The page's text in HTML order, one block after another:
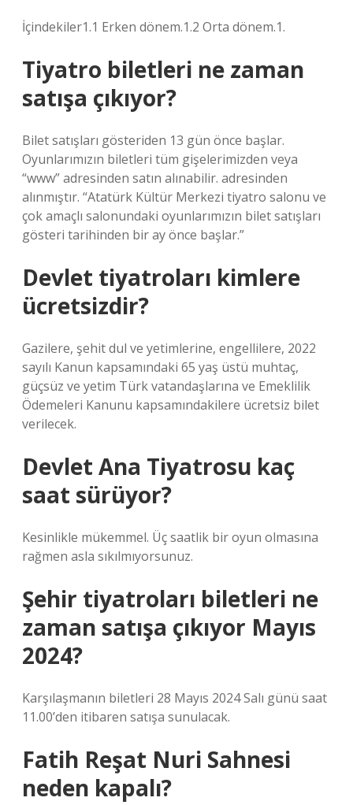
İçindekiler1.1 Erken dönem.1.2 Orta dönem.1.
Tiyatro biletleri ne zaman
satışa çıkıyor?
Bilet satışları gösteriden 13 gün önce başlar.
Oyunlarımızın biletleri tüm gişelerimizden veya
“www” adresinden satın alınabilir. adresinden
alınmıştır. “Atatürk Kültür Merkezi tiyatro salonu ve
çok amaçlı salonundaki oyunlarımızın bilet satışları
gösteri tarihinden bir ay önce başlar.”
Devlet tiyatroları kimlere
ücretsizdir?
Gazilere, şehit dul ve yetimlerine, engellilere, 2022
sayılı Kanun kapsamındaki 65 yaş üstü muhtaç,
güçsüz ve yetim Türk vatandaşlarına ve Emeklilik
Ödemeleri Kanunu kapsamındakilere ücretsiz bilet
verilecek.
Devlet Ana Tiyatrosu kaç
saat sürüyor?
Kesinlikle mükemmel. Üç saatlik bir oyun olmasına
rağmen asla sıkılmıyorsunuz.
Şehir tiyatroları biletleri ne
zaman satışa çıkıyor Mayıs
2024?
Karşılaşmanın biletleri 28 Mayıs 2024 Salı günü saat
11.00’den itibaren satışa sunulacak.
Fatih Reşat Nuri Sahnesi
neden kapalı?